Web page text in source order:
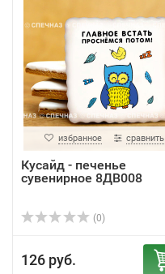
избранное сравнить
Кусайд - печенье
сувенирное 8ДВ008
(0)
126 руб.